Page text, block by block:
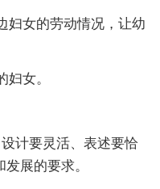
妇女的劳动情况，让幼
女。
计要灵活、表述要恰
展的要求。